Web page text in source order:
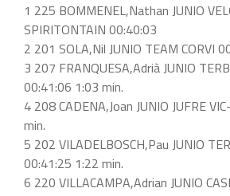
1 225 BOMMENEL,Nathan JUNIO
SPIRITONTAIN 00:40:03
2 201 SOLA,Nil JUNIO TEAM CORVI
3 207 FRANQUESA,Adrià JUNIO
00:41:06 1:03 min.
4 208 CADENA,Joan JUNIO JUFRE
min.
5 202 VILADELBOSCH,Pau JUNIO
00:41:25 1:22 min.
6 220 VILLACAMPA,Adrian JUNIO